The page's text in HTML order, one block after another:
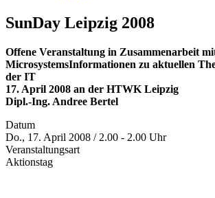
SunDay Leipzig 2008
Offene Veranstaltung in Zusammenarbeit
MicrosystemsInformationen zu aktuellen
der IT
17. April 2008 an der HTWK Leipzig
Dipl.-Ing. Andree Bertel
Datum
Do., 17. April 2008 / 2.00 - 2.00 Uhr
Veranstaltungsart
Aktionstag